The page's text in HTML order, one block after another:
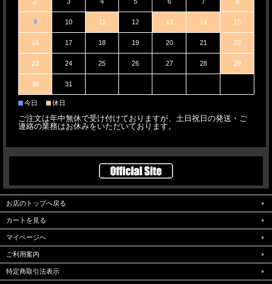
9 10 11 12 13 14 15
16 17 18 19 20 21 22
23 24 25 26 27 28 29
30 31
■今日 ■休日
ご注文は年中無休で受け付けておりますが、土日祝日の発送・ご
連絡の業務はお休みをいただいております。
お店のトップへ戻る
カートを見る
マイページへ
ご利用案内
特定商取引法表示